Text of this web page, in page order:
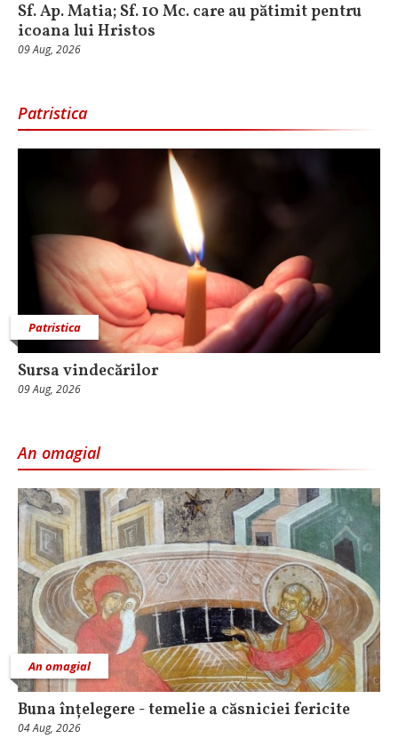
Sf. Ap. Matia; Sf. 10 Mc. care au pătimit pentru
icoana lui Hristos
09 Aug, 2026
Patristica
Patristica
Sursa vindecărilor
09 Aug, 2026
An omagial
An omagial
Buna înțelegere - temelie a căsniciei fericite
04 Aug, 2026